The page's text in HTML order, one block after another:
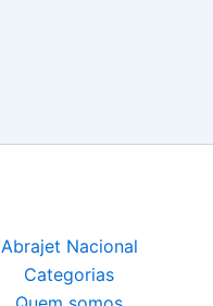
Abrajet Nacional
Categorias